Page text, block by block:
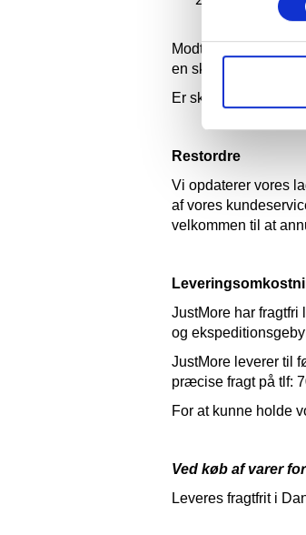
fragtmanden
Modtager du
en skade på
Er skaden ikke
Restordre
Vi opdaterer vores
af vores
velkommen til at
JustMore har
og
JustMore leverer til
præcise fragt på tlf:
For at kunne holde
Ved køb af varer
Leveres fragtfrit i